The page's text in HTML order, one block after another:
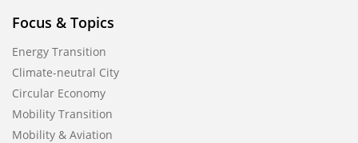
Focus & Topics
Energy Transition
Climate-neutral City
Circular Economy
Mobility Transition
Mobility & Aviation